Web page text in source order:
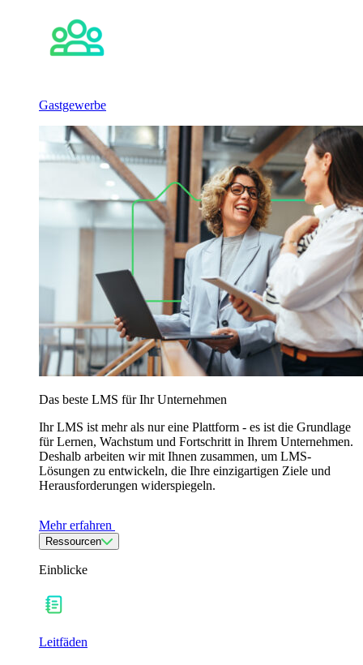
Gastgewerbe
Das beste LMS für Ihr Unternehmen
Ihr LMS ist mehr als nur eine Plattform - es ist die Grundlage
für Lernen, Wachstum und Fortschritt in Ihrem Unternehmen.
Deshalb arbeiten wir mit Ihnen zusammen, um LMS-
Lösungen zu entwickeln, die Ihre einzigartigen Ziele und
Herausforderungen widerspiegeln.
Mehr erfahren
Ressourcen
Einblicke
Leitfäden